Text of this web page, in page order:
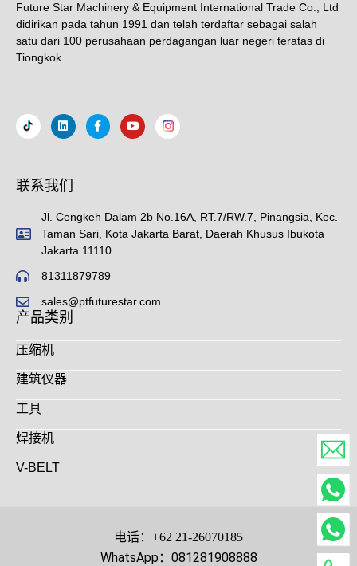
Future Star Machinery & Equipment International Trade Co., Ltd
didirikan pada tahun 1991 dan telah terdaftar sebagai salah
satu dari 100 perusahaan perdagangan luar negeri teratas di
Tiongkok.
联系我们
Jl. Cengkeh Dalam 2b No.16A, RT.7/RW.7, Pinangsia, Kec.
Taman Sari, Kota Jakarta Barat, Daerah Khusus Ibukota
Jakarta 11110
81311879789
sales@ptfuturestar.com
产品类别
压缩机
建筑仪器
工具
焊接机
V-BELT
电话：+62 21-26070185
WhatsApp：081281908888